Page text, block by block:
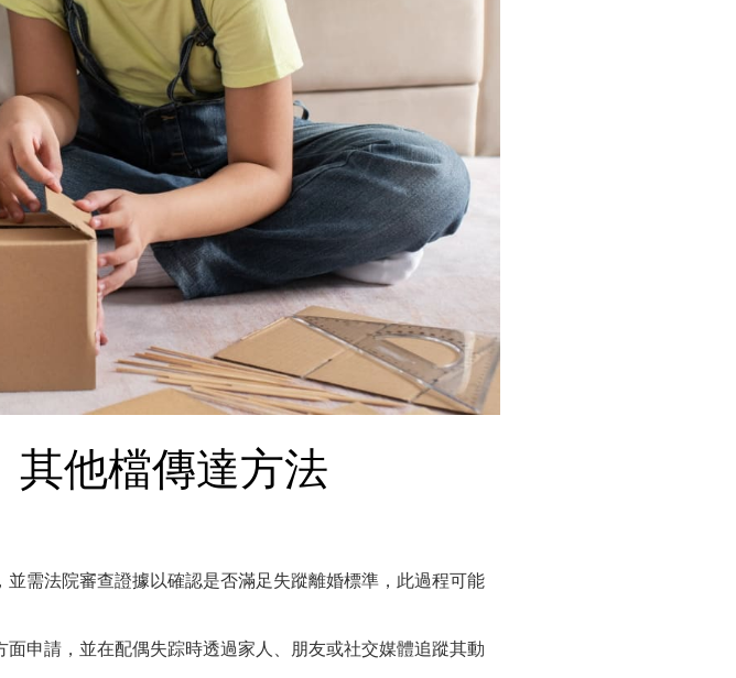
其他檔傳達方法
需法院審查證據以確認是否滿足失蹤離婚標準，此過程可能
申請，並在配偶失踪時透過家人、朋友或社交媒體追蹤其動